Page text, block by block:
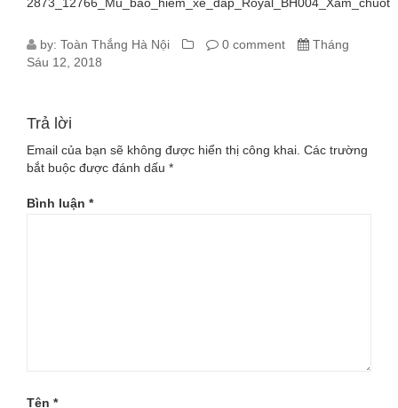
by: Toàn Thắng Hà Nội 0 comment
Tháng
Sáu 12, 2018
Trả lời
Email của bạn sẽ không được hiển thị công khai. Các trường
bắt buộc được đánh dấu *
Bình luận *
Tên *